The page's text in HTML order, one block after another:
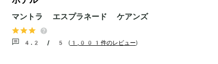
マントラ エスプラネード ケアンズ
4.2 / 5 ( 1,001件のレビュー)